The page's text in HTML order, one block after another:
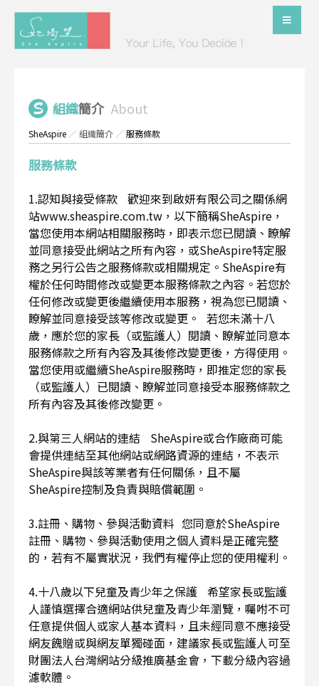
組織簡介 About
SheAspire ／組織簡介 ／服務條款
服務條款
1.認知與接受條款 歡迎來到啟妍有限公司之關係網
站www.sheaspire.com.tw，以下簡稱SheAspire，
當您使用本網站相關服務時，即表示您已閱讀、瞭解
並同意接受此網站之所有內容，或SheAspire特定服
務之另行公告之服務條款或相關規定。SheAspire有
權於任何時間修改或變更本服務條款之內容。若您於
任何修改或變更後繼續使用本服務，視為您已閱讀、
瞭解並同意接受該等修改或變更。 若您未滿十八
歲，應於您的家長（或監護人）閱讀、瞭解並同意本
服務條款之所有內容及其後修改變更後，方得使用。
當您使用或繼續SheAspire服務時，即推定您的家長
（或監護人）已閱讀、瞭解並同意接受本服務條款之
所有內容及其後修改變更。
2.與第三人網站的連結 SheAspire或合作廠商可能
會提供連結至其他網站或網路資源的連結，不表示
SheAspire與該等業者有任何關係，且不屬
SheAspire控制及負責與賠償範圍。
3.註冊、購物、參與活動資料 您同意於SheAspire
註冊、購物、參與活動使用之個人資料是正確完整
的，若有不屬實狀況，我們有權停止您的使用權利。
4.十八歲以下兒童及青少年之保護 希望家長或監護
人謹慎選擇合適網站供兒童及青少年瀏覽，囑咐不可
任意提供個人或家人基本資料，且未經同意不應接受
網友餽贈或與網友單獨碰面，建議家長或監護人可至
財團法人台灣網站分級推廣基金會，下載分級內容過
濾軟體。